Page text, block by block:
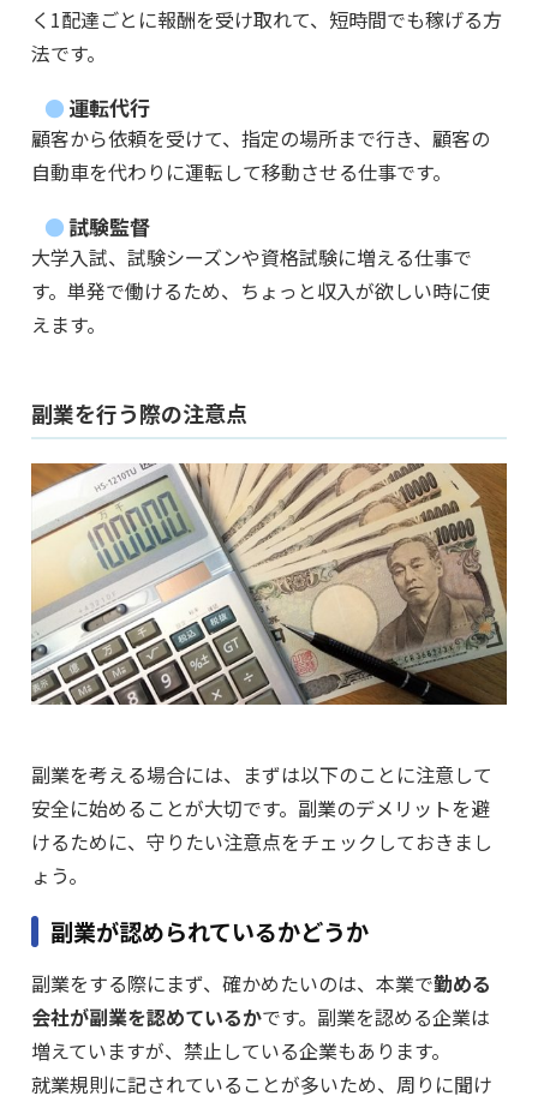
く1配達ごとに報酬を受け取れて、短時間でも稼げる方
法です。
運転代行
顧客から依頼を受けて、指定の場所まで行き、顧客の
自動車を代わりに運転して移動させる仕事です。
試験監督
大学入試、試験シーズンや資格試験に増える仕事で
す。単発で働けるため、ちょっと収入が欲しい時に使
えます。
副業を行う際の注意点
副業を考える場合には、まずは以下のことに注意して
安全に始めることが大切です。副業のデメリットを避
けるために、守りたい注意点をチェックしておきまし
ょう。
副業が認められているかどうか
副業をする際にまず、確かめたいのは、本業で勤める
会社が副業を認めているかです。副業を認める企業は
増えていますが、禁止している企業もあります。
就業規則に記されていることが多いため、周りに聞け